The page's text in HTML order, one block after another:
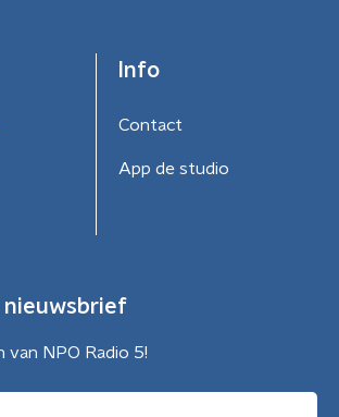
Info
Contact
App de studio
nieuwsbrief
van NPO Radio 5!